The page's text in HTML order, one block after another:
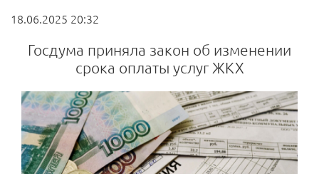
18.06.2025 20:32
Госдума приняла закон об изменении
срока оплаты услуг ЖКХ